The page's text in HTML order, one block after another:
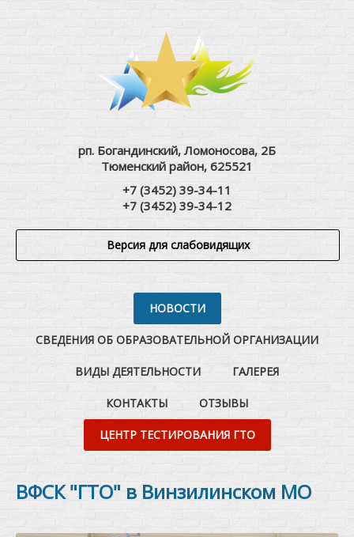
рп. Богандинский, Ломоносова, 2Б
Тюменский район, 625521
+7 (3452) 39-34-11
+7 (3452) 39-34-12
Версия для слабовидящих
НОВОСТИ
СВЕДЕНИЯ ОБ ОБРАЗОВАТЕЛЬНОЙ ОРГАНИЗАЦИИ
ВИДЫ ДЕЯТЕЛЬНОСТИ ГАЛЕРЕЯ
КОНТАКТЫ ОТЗЫВЫ
ЦЕНТР ТЕСТИРОВАНИЯ ГТО
ВФСК "ГТО" в Винзилинском МО